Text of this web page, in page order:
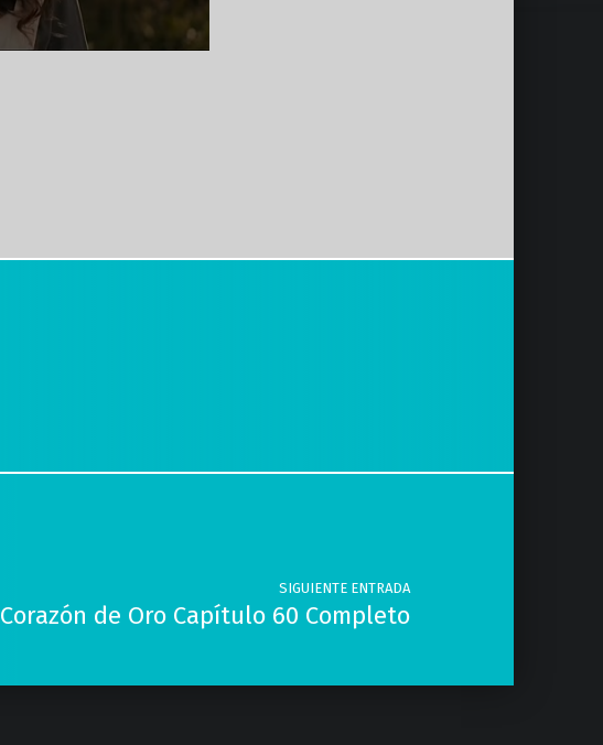
SIGUIENTE ENTRADA
Corazón de Oro Capítulo 60 Completo